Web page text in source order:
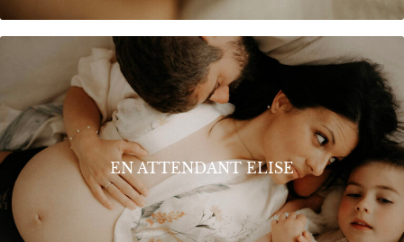
EN ATTENDANT ELISE